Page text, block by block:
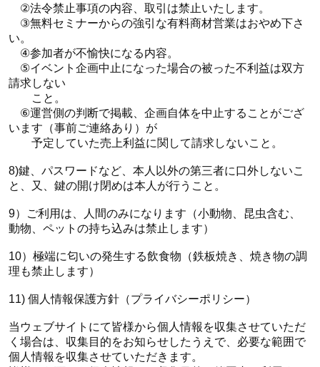
②法令禁止事項の内容、取引は禁止いたします。
③無料セミナーからの強引な有料商材営業はおやめ下さ
い。
④参加者が不愉快になる内容。
⑤イベント企画中止になった場合の被った不利益は双方
請求しない
こと。
⑥運営側の判断で掲載、企画自体を中止することがござ
います（事前ご連絡あり）が
予定していた売上利益に関して請求しないこと。
8)鍵、パスワードなど、本人以外の第三者に口外しないこ
と、又、鍵の開け閉めは本人が行うこと。
9）ご利用は、人間のみになります（小動物、昆虫含む、
動物、ペットの持ち込みは禁止します）
10）極端に匂いの発生する飲食物（鉄板焼き、焼き物の調
理も禁止します）
11) 個人情報保護方針（プライバシーポリシー）
当ウェブサイトにて皆様から個人情報を収集させていただ
く場合は、収集目的をお知らせしたうえで、必要な範囲で
個人情報を収集させていただきます。